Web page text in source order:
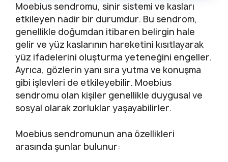
Moebius sendromu, sinir sistemi ve kasları
etkileyen nadir bir durumdur. Bu sendrom,
genellikle doğumdan itibaren belirgin hale
gelir ve yüz kaslarının hareketini kısıtlayarak
yüz ifadelerini oluşturma yeteneğini engeller.
Ayrıca, gözlerin yanı sıra yutma ve konuşma
gibi işlevleri de etkileyebilir. Moebius
sendromu olan kişiler genellikle duygusal ve
sosyal olarak zorluklar yaşayabilirler.
Moebius sendromunun ana özellikleri
arasında şunlar bulunur: